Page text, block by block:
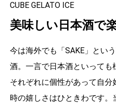
CUBE GELATO ICE
美味しい日本酒で
今は海外でも「SAKE」とい
酒。一言で日本酒といっても
それぞれに個性があって自
時の嬉しさはひときわです